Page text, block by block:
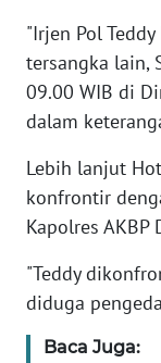
"Irjen Pol
tersangka lain,
09.00 WIB di
dalam
Lebih lanjut
konfrontir
Kapolres AKBP
"Teddy
diduga
Baca Juga:
IKLAN
TENTANG
PEDOMAN
MEDIA
SIBER
REDAKSI